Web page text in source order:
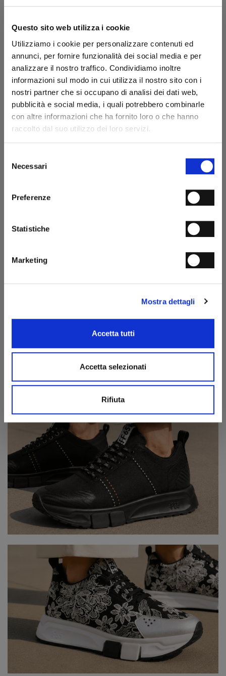
Questo sito web utilizza i cookie
Utilizziamo i cookie per personalizzare contenuti ed
annunci, per fornire funzionalità dei social media e per
analizzare il nostro traffico. Condividiamo inoltre
informazioni sul modo in cui utilizza il nostro sito con i
nostri partner che si occupano di analisi dei dati web,
pubblicità e social media, i quali potrebbero combinarle
con altre informazioni che ha fornito loro o che hanno
raccolto dal suo utilizzo dei loro servizi.
delNecessari
Preferenze
Statistiche
Marketing
Mostra dettagli
Accetta tutti
Accetta selezionati
Rifiuta
Mocassino Play Mocassino Play
Mocassino Play double monk
€ 237.00
×
ISCRIVITI ALLA NOSTRA
NEWSLETTER
ISCRIVITI ORA ALLA NEWSLETTER E OTTIENI
Ho letto e compreso l'
trattamento dei miei dati personali ai fini della ricezione della newsletter
ISCRIVITI